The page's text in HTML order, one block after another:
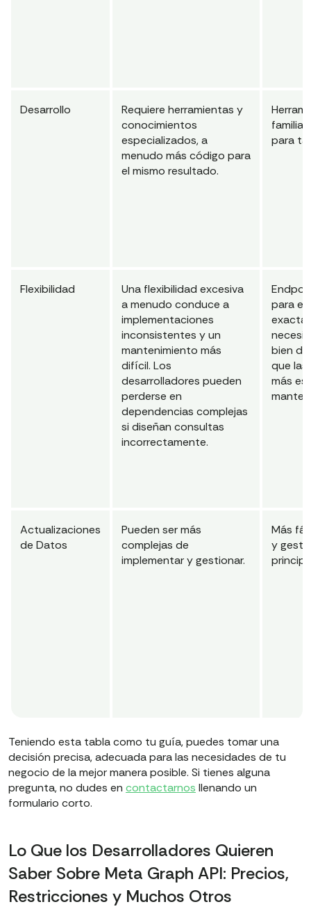
Desarrollo
Requiere herramientas y
conocimientos
especializados, a
menudo más código para
el mismo resultado.
para
Flexibilidad
Una flexibilidad excesiva
a menudo conduce a
implementaciones
inconsistentes y un
mantenimiento más
difícil. Los
desarrolladores pueden
perderse en
dependencias complejas
si diseñan consultas
incorrectamente.
para
bien
que las
más
Actualizaciones
de Datos
Pueden ser más
complejas de
implementar y gestionar.
Más
y
Teniendo esta tabla como tu guía, puedes tomar una
decisión precisa, adecuada para las necesidades de tu
negocio de la mejor manera posible. Si tienes alguna
pregunta, no dudes en contactarnos llenando un
formulario corto.
Lo Que los Desarrolladores Quieren
Saber Sobre Meta Graph API: Precios,
Restricciones y Muchos Otros